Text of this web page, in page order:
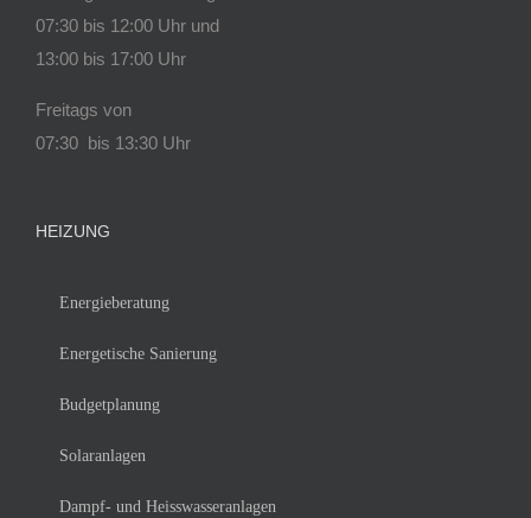
07:30 bis 12:00 Uhr und
13:00 bis 17:00 Uhr
Freitags von
07:30 bis 13:30 Uhr
HEIZUNG
Energieberatung
Energetische Sanierung
Budgetplanung
Solaranlagen
Dampf- und Heisswasseranlagen